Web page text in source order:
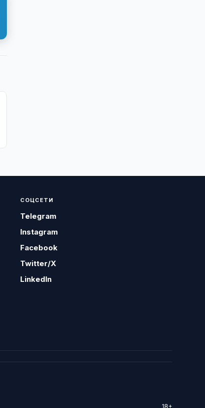
СОЦСЕТИ
Telegram
Instagram
Facebook
Twitter/X
LinkedIn
18+